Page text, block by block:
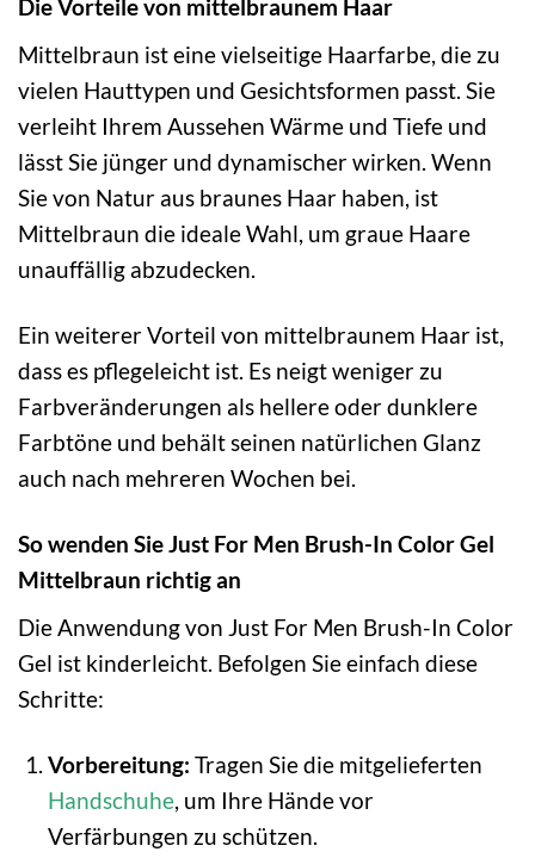
Die Vorteile von mittelbraunem Haar
Mittelbraun ist eine vielseitige Haarfarbe, die zu
vielen Hauttypen und Gesichtsformen passt. Sie
verleiht Ihrem Aussehen Wärme und Tiefe und
lässt Sie jünger und dynamischer wirken. Wenn
Sie von Natur aus braunes Haar haben, ist
Mittelbraun die ideale Wahl, um graue Haare
unauffällig abzudecken.
Ein weiterer Vorteil von mittelbraunem Haar ist,
dass es pflegeleicht ist. Es neigt weniger zu
Farbveränderungen als hellere oder dunklere
Farbtöne und behält seinen natürlichen Glanz
auch nach mehreren Wochen bei.
So wenden Sie Just For Men Brush-In Color Gel
Mittelbraun richtig an
Die Anwendung von Just For Men Brush-In Color
Gel ist kinderleicht. Befolgen Sie einfach diese
Schritte:
Vorbereitung: Tragen Sie die mitgelieferten
Handschuhe, um Ihre Hände vor
Verfärbungen zu schützen.